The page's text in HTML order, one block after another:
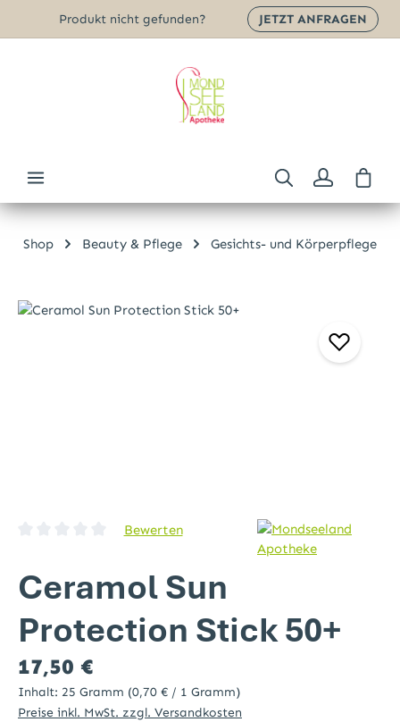
Zum Hauptinhalt springen
Produkt nicht gefunden? JETZT ANFRAGEN
Shop Beauty & Pflege Gesichts- und Körperpflege
Bildergalerie überspringen
Durchschnittliche Bewertung von 0 von 5 Sternen
Bewerten
Ceramol Sun
Protection Stick 50+
Regulärer Preis:
17,50 €
Inhalt: 25 Gramm (0,70 € / 1 Gramm)
Preise inkl. MwSt. zzgl. Versandkosten